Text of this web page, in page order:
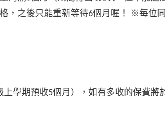
，之後只能重新等待6個月喔！ ※每位
學期預收5個月），如有多收的保費將